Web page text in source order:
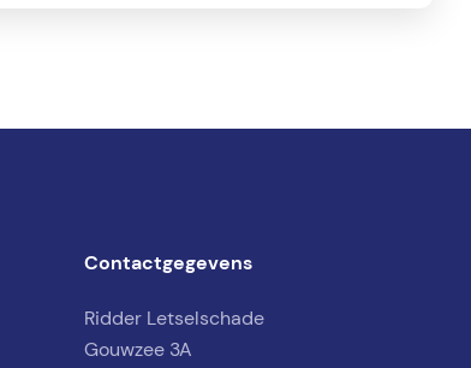
Contactgegevens
Ridder Letselschade
Gouwzee 3A